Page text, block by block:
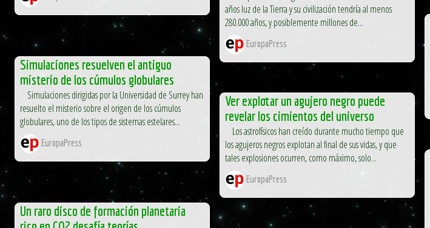
años luz de la Tierra y su civilización tendría al menos
280.000 años, y posiblemente millones de...
EuropaPress
Simulaciones resuelven el antiguo
misterio de los cúmulos globulares
Simulaciones dirigidas por la Universidad de Surrey han
resuelto el misterio sobre el origen de los cúmulos
globulares, uno de los tipos de sistemas estelares...
EuropaPress
Ver explotar un agujero negro puede
revelar los cimientos del universo
Los astrofísicos han creído durante mucho tiempo que
los agujeros negros explotan al final de sus vidas, y que
tales explosiones ocurren, como máximo, solo...
EuropaPress
Un raro disco de formación planetaria